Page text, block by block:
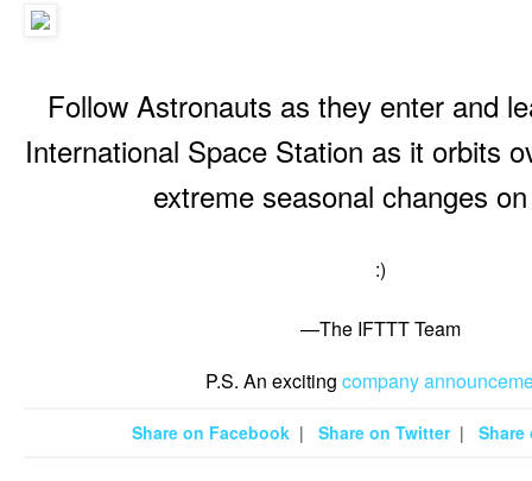
Follow Astronauts as they enter and
International Space Station as it orbits
extreme seasonal changes
:)
—The IFTTT Team
P.S. An exciting company
Share on Facebook | Share on Twitter | Share